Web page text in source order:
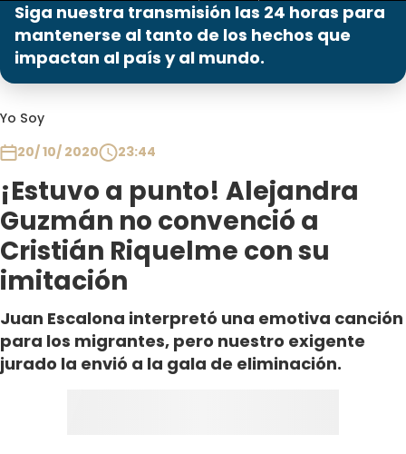
Siga nuestra transmisión las 24 horas para
mantenerse al tanto de los hechos que
impactan al país y al mundo.
Yo Soy
20/ 10/ 2020
23:44
¡Estuvo a punto! Alejandra
Guzmán no convenció a
Cristián Riquelme con su
imitación
Juan Escalona interpretó una emotiva canción
para los migrantes, pero nuestro exigente
jurado la envió a la gala de eliminación.
Programas
Club De La Comedia
Contigo en Directo
Plan Perfecto
El Tiempo
Sabingo
Todos Los Programas